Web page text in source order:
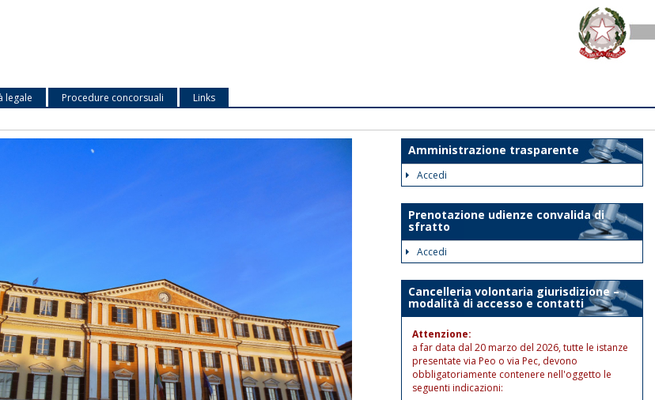
legale Procedure concorsuali
Links
Amministrazione trasparente
Accedi
Prenotazione udienze convalida di
sfratto
Accedi
Cancelleria volontaria giurisdizione –
modalità di accesso e contatti
Attenzione:
a far data dal 20 marzo del 2026, tutte le istanze
presentate via Peo o via Pec, devono
obbligatoriamente contenere nell'oggetto le
seguenti indicazioni: